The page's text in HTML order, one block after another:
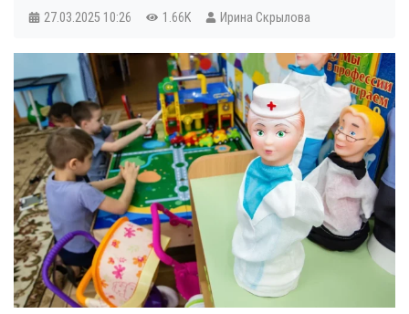
27.03.2025 10:26 1.66K Ирина Скрылова